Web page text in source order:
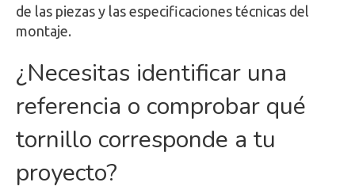
de las piezas y las especificaciones técnicas del
montaje.
¿Necesitas identificar una
referencia o comprobar qué
tornillo corresponde a tu
proyecto?